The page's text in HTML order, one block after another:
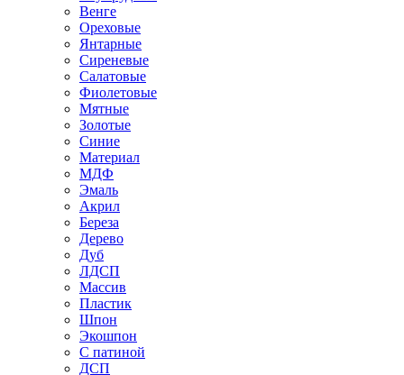
Венге
Ореховые
Янтарные
Сиреневые
Салатовые
Фиолетовые
Мятные
Золотые
Синие
Материал
МДФ
Эмаль
Акрил
Береза
Дерево
Дуб
ЛДСП
Массив
Пластик
Шпон
Экошпон
С патиной
ДСП